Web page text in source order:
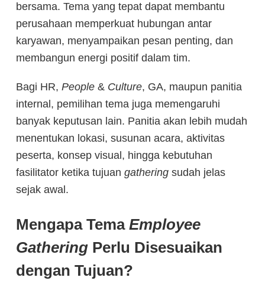
bersama. Tema yang tepat dapat membantu
perusahaan memperkuat hubungan antar
karyawan, menyampaikan pesan penting, dan
membangun energi positif dalam tim.
Bagi HR, People & Culture, GA, maupun panitia
internal, pemilihan tema juga memengaruhi
banyak keputusan lain. Panitia akan lebih mudah
menentukan lokasi, susunan acara, aktivitas
peserta, konsep visual, hingga kebutuhan
fasilitator ketika tujuan gathering sudah jelas
sejak awal.
Mengapa Tema Employee
Gathering Perlu Disesuaikan
dengan Tujuan?